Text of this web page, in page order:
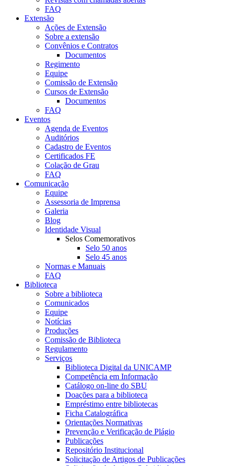
FAQ
Extensão
Ações de Extensão
Sobre a extensão
Convênios e Contratos
Documentos
Regimento
Equipe
Comissão de Extensão
Cursos de Extensão
Documentos
FAQ
Eventos
Agenda de Eventos
Auditórios
Cadastro de Eventos
Certificados FE
Colação de Grau
FAQ
Comunicação
Equipe
Assessoria de Imprensa
Galeria
Blog
Identidade Visual
Selos Comemorativos
Selo 50 anos
Selo 45 anos
Normas e Manuais
FAQ
Biblioteca
Sobre a biblioteca
Comunicados
Equipe
Notícias
Produções
Comissão de Biblioteca
Regulamento
Serviços
Biblioteca Digital da UNICAMP
Competência em Informação
Catálogo on-line do SBU
Doações para a biblioteca
Empréstimo entre bibliotecas
Ficha Catalográfica
Orientações Normativas
Prevenção e Verificação de Plágio
Publicações
Repositório Institucional
Solicitação de Artigos de Publicações